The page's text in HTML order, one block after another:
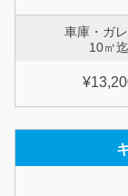
車庫・ガ
10㎡迄